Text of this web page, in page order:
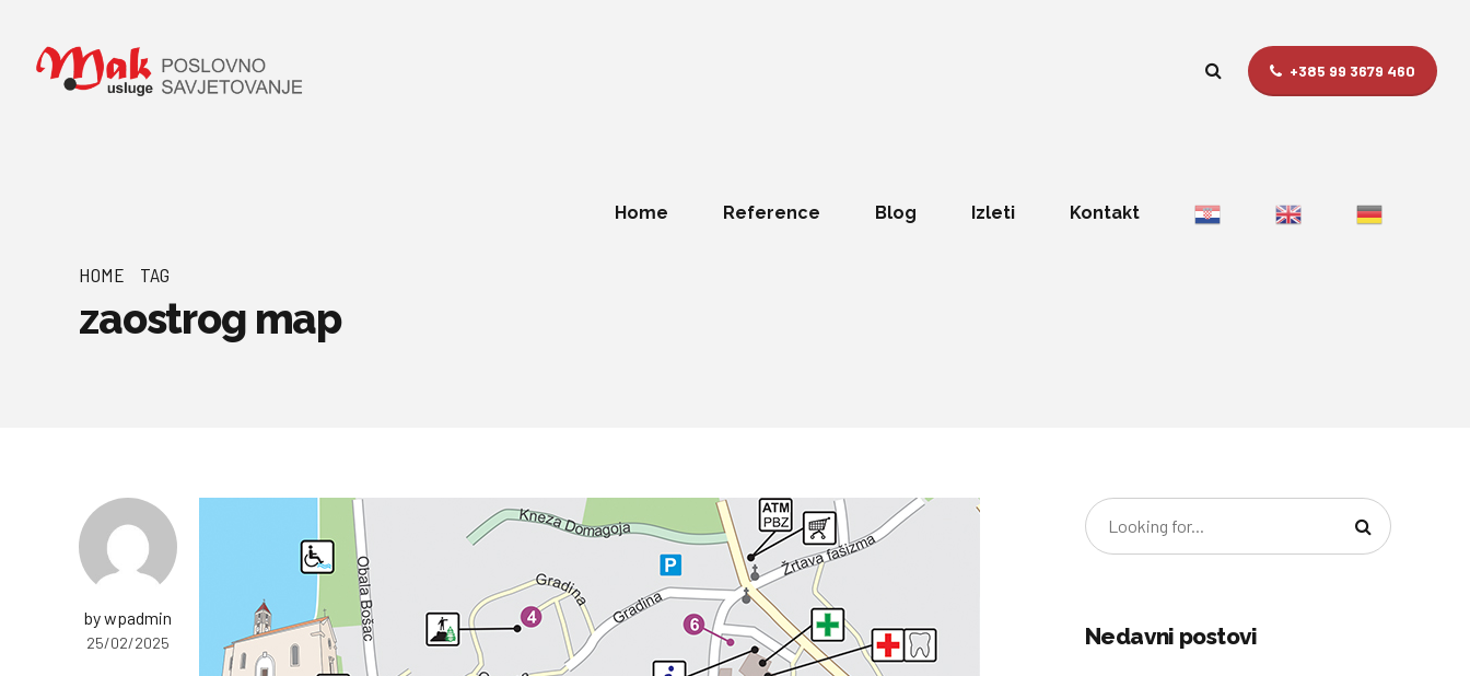
+385 99 3679 460
Home Reference Blog Izleti Kontakt
HOME TAG
zaostrog map
by wpadmin
25/02/2025 Nedavni postovi